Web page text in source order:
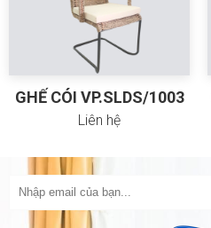
GHẾ CÓI VP.SLDS/1003
Liên hệ